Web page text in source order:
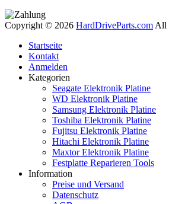
Copyright © 2026 HardDriveParts.com All
Startseite
Kontakt
Anmelden
Kategorien
Seagate Elektronik Platine
WD Elektronik Platine
Samsung Elektronik Platine
Toshiba Elektronik Platine
Fujitsu Elektronik Platine
Hitachi Elektronik Platine
Maxtor Elektronik Platine
Festplatte Reparieren Tools
Information
Preise und Versand
Datenschutz